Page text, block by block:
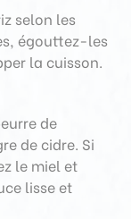
selon les
égouttez-les
la cuisson.
de
de cidre. Si
le miel et
lisse et